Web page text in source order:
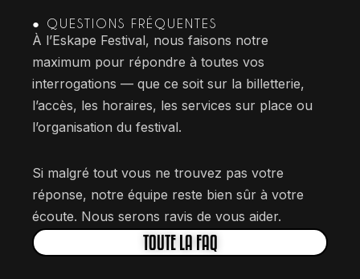
● QUESTIONS FRÉQUENTES
À l’Eskape Festival, nous faisons notre
maximum pour répondre à toutes vos
interrogations — que ce soit sur la billetterie,
l’accès, les horaires, les services sur place ou
l’organisation du festival.
Si malgré tout vous ne trouvez pas votre
réponse, notre équipe reste bien sûr à votre
écoute. Nous serons ravis de vous aider.
TOUTE LA FAQ